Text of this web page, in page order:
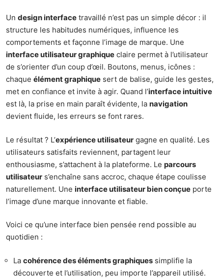
Un design interface travaillé n’est pas un simple décor : il
structure les habitudes numériques, influence les
comportements et façonne l’image de marque. Une
interface utilisateur graphique claire permet à l’utilisateur
de s’orienter d’un coup d’œil. Boutons, menus, icônes :
chaque élément graphique sert de balise, guide les gestes,
met en confiance et invite à agir. Quand l’interface intuitive
est là, la prise en main paraît évidente, la navigation
devient fluide, les erreurs se font rares.
Le résultat ? L’expérience utilisateur gagne en qualité. Les
utilisateurs satisfaits reviennent, partagent leur
enthousiasme, s’attachent à la plateforme. Le parcours
utilisateur s’enchaîne sans accroc, chaque étape coulisse
naturellement. Une interface utilisateur bien conçue porte
l’image d’une marque innovante et fiable.
Voici ce qu’une interface bien pensée rend possible au
quotidien :
La cohérence des éléments graphiques simplifie la
découverte et l’utilisation, peu importe l’appareil utilisé.